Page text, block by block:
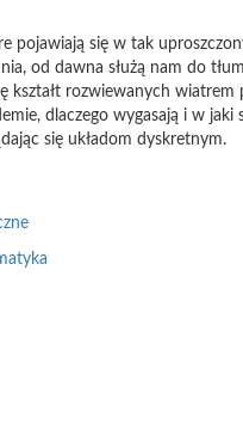
pojawiają się w tak
od dawna służą nam do
kształt rozwiewanych
dlaczego wygasają i w
się układom dyskretnym.